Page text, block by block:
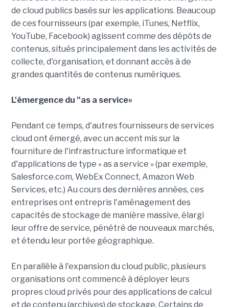
de cloud publics basés sur les applications. Beaucoup
de ces fournisseurs (par exemple, iTunes, Netflix,
YouTube, Facebook) agissent comme des dépôts de
contenus, situés principalement dans les activités de
collecte, d'organisation, et donnant accès à de
grandes quantités de contenus numériques.
L'émergence du "as a service»
Pendant ce temps, d'autres fournisseurs de services
cloud ont émergé, avec un accent mis sur la
fourniture de l'infrastructure informatique et
d'applications de type « as a service » (par exemple,
Salesforce.com, WebEx Connect, Amazon Web
Services, etc.) Au cours des dernières années, ces
entreprises ont entrepris l'aménagement des
capacités de stockage de manière massive, élargi
leur offre de service, pénétré de nouveaux marchés,
et étendu leur portée géographique.
En parallèle à l'expansion du cloud public, plusieurs
organisations ont commencé à déployer leurs
propres cloud ​​privés pour des applications de calcul
et de contenu (archives) de stockage. Certains de